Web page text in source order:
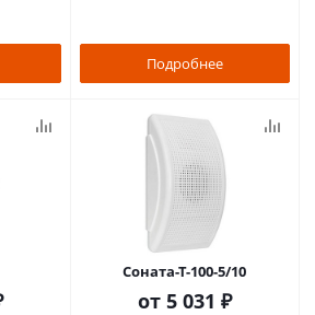
Подробнее
Соната-Т-100-5/10
от 5 031 ₽